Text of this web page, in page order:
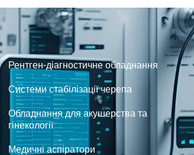
Рентген-діагностичне обладнання
Системи стабілізації черепа
Обладнання для акушерства та
гінекології
Медичні аспіратори